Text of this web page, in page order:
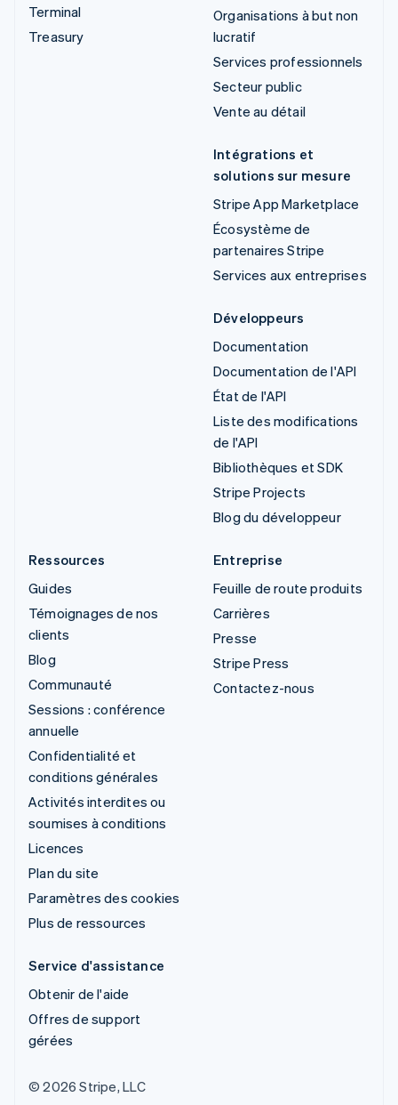
Terminal
Treasury
Organisations à but non
lucratif
Services professionnels
Secteur public
Vente au détail
Intégrations et
solutions sur mesure
Stripe App Marketplace
Écosystème de
partenaires Stripe
Services aux entreprises
Développeurs
Documentation
Documentation de l'API
État de l'API
Liste des modifications
de l'API
Bibliothèques et SDK
Stripe Projects
Blog du développeur
Ressources
Guides
Témoignages de nos
clients
Blog
Communauté
Sessions : conférence
annuelle
Confidentialité et
conditions générales
Activités interdites ou
soumises à conditions
Licences
Plan du site
Paramètres des cookies
Plus de ressources
Entreprise
Feuille de route produits
Carrières
Presse
Stripe Press
Contactez-nous
Service d'assistance
Obtenir de l'aide
Offres de support
gérées
© 2026 Stripe, LLC